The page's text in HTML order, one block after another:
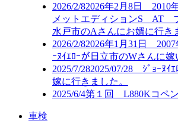
2026/2/82026年2月8日 2010
メットエディションS AT
水戸市のAさんにお婿に行き
2026/2/82026年1月31日
ｰﾇｲｴﾛｰが日立市のWさんに嫁
2025/7/282025/07/28 ｼﾞｮｰﾇｲ
嫁に行きました。
2025/6/4第１回 L880Kコペ
車検